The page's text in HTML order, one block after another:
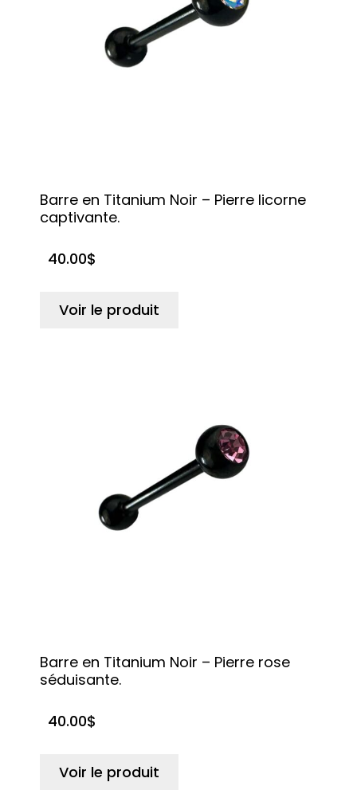
Barre en Titanium Noir – Pierre licorne
captivante.
40.00$
Voir le produit
Barre en Titanium Noir – Pierre rose
séduisante.
40.00$
Voir le produit